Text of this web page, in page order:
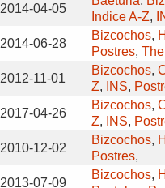
2014-04-05
Indice A-Z,
2014-06-28
Bizcochos,
Postres,
2012-11-01
Bizcochos,
Z, INS,
2017-04-26
Bizcochos,
Z, INS,
2010-12-02
Bizcochos,
Postres,
2013-07-09
Bizcochos,